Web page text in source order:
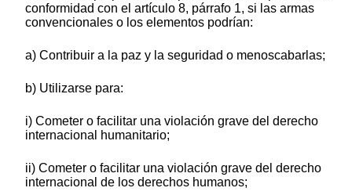
conformidad con el artículo 8, párrafo 1, si las armas
convencionales o los elementos podrían:
a) Contribuir a la paz y la seguridad o menoscabarlas;
b) Utilizarse para:
i) Cometer o facilitar una violación grave del derecho
internacional humanitario;
ii) Cometer o facilitar una violación grave del derecho
internacional de los derechos humanos;